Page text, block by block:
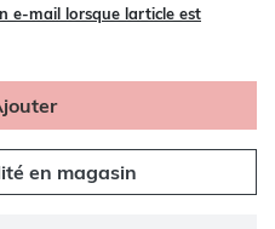
e-mail lorsque larticle est
en magasin